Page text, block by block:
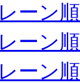
レーン順
レーン順
レーン順